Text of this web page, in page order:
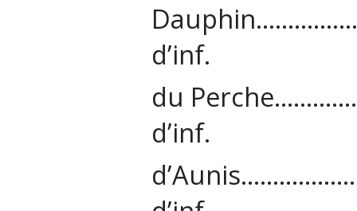
d’inf.
du
d’inf.